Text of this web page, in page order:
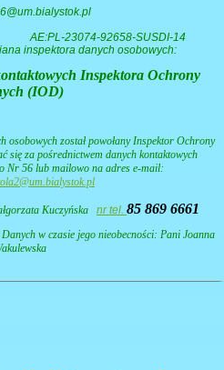
23074-92658-SUSDI-14
inspektora danych osobowych:
Inspektora Ochrony
(IOD)
osobowych został powołany Inspektor Ochrony
się za pośrednictwem danych kontaktowych
Nr 56 lub mailowo na adres e-mail:
Kuczyńska nr tel. 85 869 6661
w czasie jego nieobecności: Pani Joanna